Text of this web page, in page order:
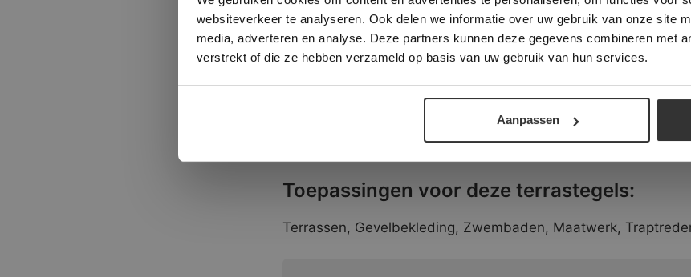
websiteverkeer te analyseren. Ook delen we informatie over uw gebruik van onze site
media, adverteren en analyse. Deze partners kunnen deze gegevens combineren met
verstrekt of die ze hebben verzameld op basis van uw gebruik van hun services.
Aanpassen
Formaten:
20×20 cm. Dikte 2 cm
60×90 cm. Dikte 2 cm
Klein Romaans verband. Dikte 2 cm
Toepassingen voor deze terrastegels:
Terrassen, Gevelbekleding, Zwembaden, Maatwerk,
ALLES ACCEPTEREN ALLES AFWIJZEN